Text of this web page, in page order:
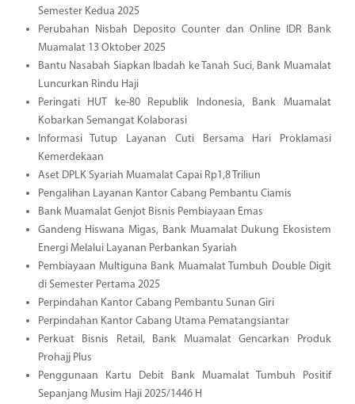
Semester Kedua 2025
Perubahan Nisbah Deposito Counter dan Online IDR Bank
Muamalat 13 Oktober 2025
Bantu Nasabah Siapkan Ibadah ke Tanah Suci, Bank Muamalat
Luncurkan Rindu Haji
Peringati HUT ke-80 Republik Indonesia, Bank Muamalat
Kobarkan Semangat Kolaborasi
Informasi Tutup Layanan Cuti Bersama Hari Proklamasi
Kemerdekaan
Aset DPLK Syariah Muamalat Capai Rp1,8 Triliun
Pengalihan Layanan Kantor Cabang Pembantu Ciamis
Bank Muamalat Genjot Bisnis Pembiayaan Emas
Gandeng Hiswana Migas, Bank Muamalat Dukung Ekosistem
Energi Melalui Layanan Perbankan Syariah
Pembiayaan Multiguna Bank Muamalat Tumbuh Double Digit
di Semester Pertama 2025
Perpindahan Kantor Cabang Pembantu Sunan Giri
Perpindahan Kantor Cabang Utama Pematangsiantar
Perkuat Bisnis Retail, Bank Muamalat Gencarkan Produk
Prohajj Plus
Penggunaan Kartu Debit Bank Muamalat Tumbuh Positif
Sepanjang Musim Haji 2025/1446 H